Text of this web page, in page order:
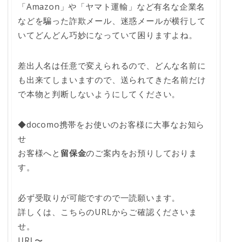
「Amazon」や「ヤマト運輸」など有名な企業名
などを騙った詐欺メール、迷惑メールが横行して
いてどんどん巧妙になっていて困りますよね。
差出人名は任意で変えられるので、どんな名前に
も出来てしまいますので、送られてきた名前だけ
で本物と判断しないようにしてください。
◆docomo携帯をお使いのお客様に大事なお知ら
せ
お客様へと 留保金のご案内をお預りしておりま
す。
必ず受取りが可能ですので一読願います。
詳しくは、こちらのURLからご確認くださいま
せ。